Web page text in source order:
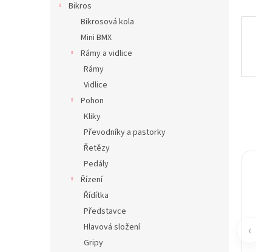
Bikros
Bikrosová kola
Mini BMX
Rámy a vidlice
Rámy
Vidlice
Pohon
Kliky
Převodníky a pastorky
Řetězy
Pedály
Řízení
Řídítka
Představce
Hlavová složení
Gripy
‹